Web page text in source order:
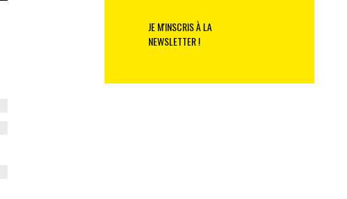
JE M'INSCRIS À LA
NEWSLETTER !